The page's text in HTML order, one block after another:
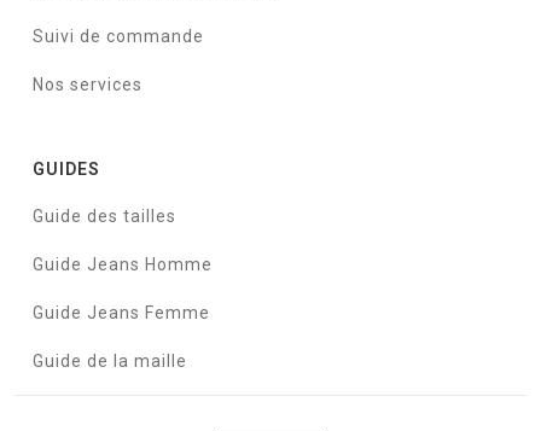
Suivi de commande
Nos services
GUIDES
Guide des tailles
Guide Jeans Homme
Guide Jeans Femme
Guide de la maille